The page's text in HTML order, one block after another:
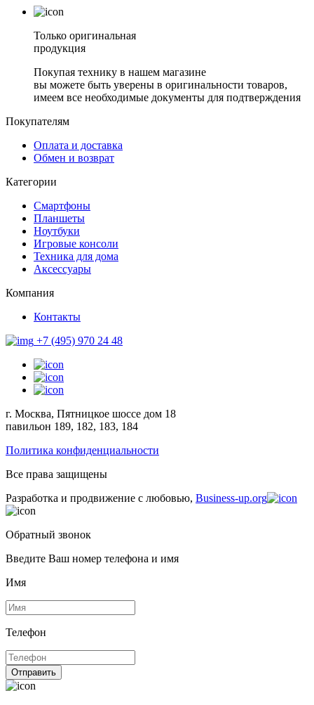
Только оригинальная
продукция
Покупая технику в нашем магазине
вы можете быть уверены в оригинальности товаров,
имеем все необходимые документы для подтверждения
Покупателям
Оплата и доставка
Обмен и возврат
Категории
Смартфоны
Планшеты
Ноутбуки
Игровые консоли
Техника для дома
Аксессуары
Компания
Контакты
+7 (495) 970 24 48
г. Москва, Пятницкое шоссе дом 18
павильон 189, 182, 183, 184
Политика конфиденциальности
Все права защищены
Разработка и продвижение с любовью, Business-up.org
Обратный звонок
Введите Ваш номер телефона и имя
Имя
Телефон
Отправить